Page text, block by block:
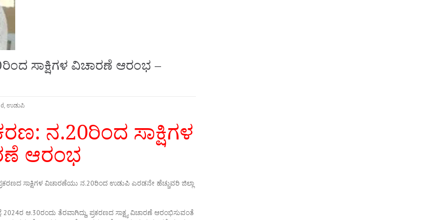
ಸಾಕ್ಷಿಗಳ ವಿಚಾರಣೆ ಆರಂಭ –
,ಉಡುಪಿ
ನ.20ರಿಂದ ಸಾಕ್ಷಿಗಳ
ಆರಂಭ
ಸಾಕ್ಷಿಗಳ ವಿಚಾರಣೆಯು ನ.20ರಿಂದ ಉಡುಪಿ ಎರಡನೇ ಹೆಚ್ಚುವರಿ ಜಿಲ್ಲಾ
ಆ.30ರಂದು ತೆರವಾಗಿದ್ದು, ಪ್ರಕರಣದ ಸಾಕ್ಷ್ಯ ವಿಚಾರಣೆ ಆರಂಭಿಸುವಂತೆ